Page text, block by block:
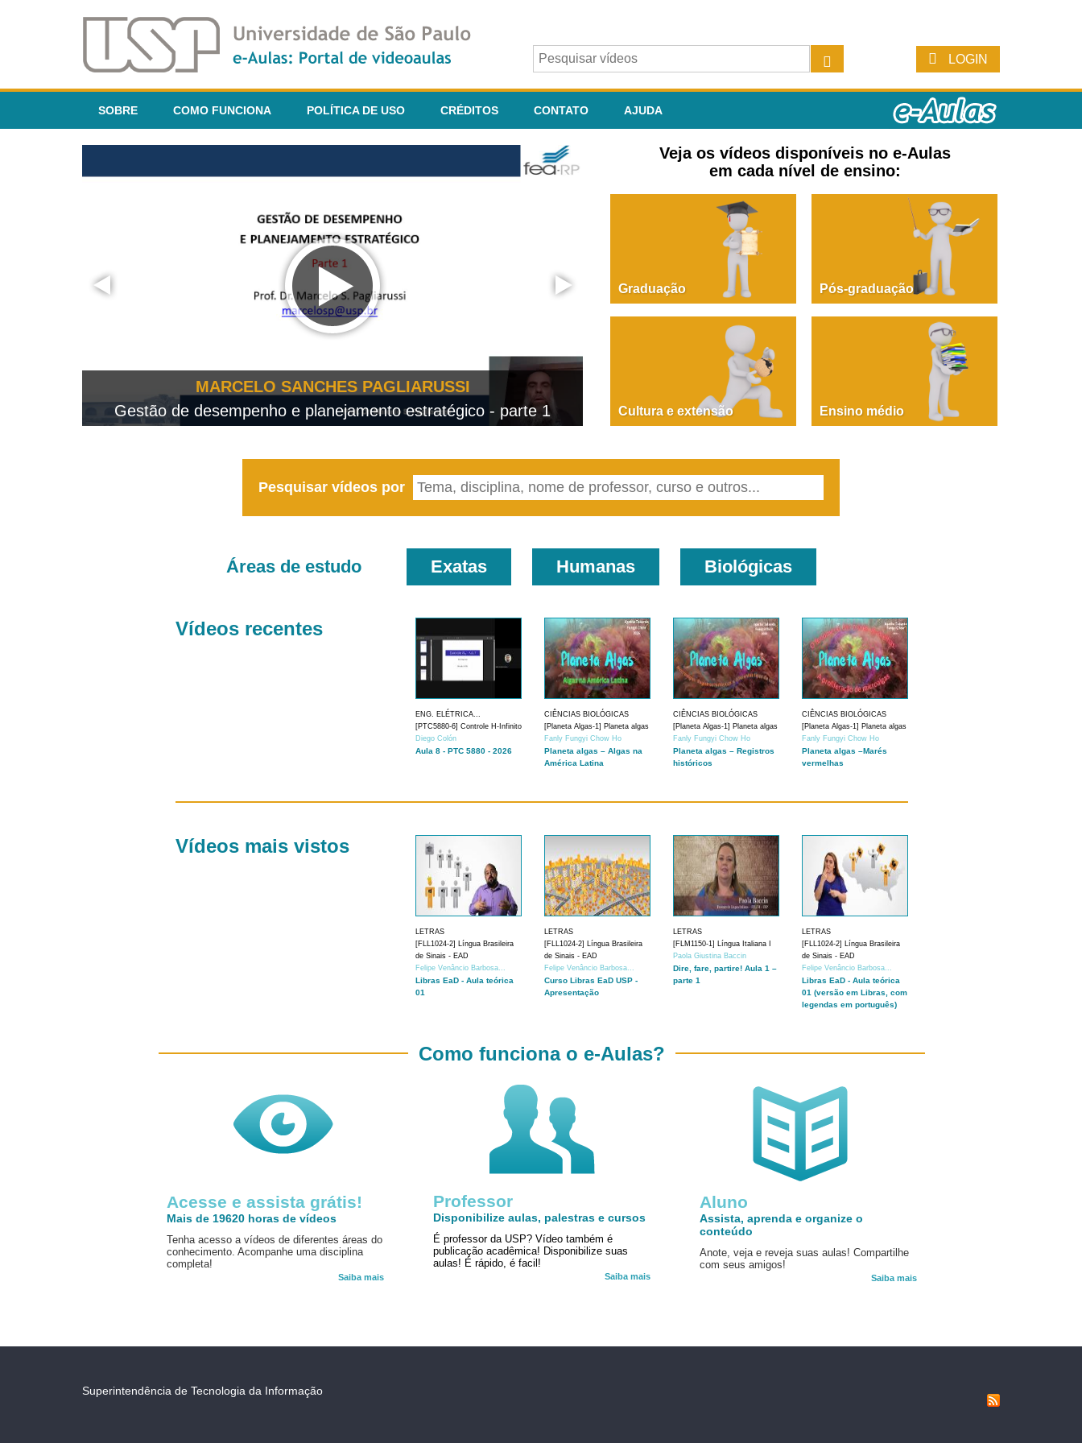
LOGIN
SOBRE COMO FUNCIONA POLÍTICA DE USO CRÉDITOS CONTATO AJUDA
MARCELO SANCHES PAGLIARUSSI
Gestão de desempenho e planejamento estratégico - parte 1
PAOLA GIUSTINA BACCIN
Dire, fare, partire! Aula 1 – parte 1
Veja os vídeos disponíveis no e-Aulas
em cada nível de ensino:
Graduação Pós-graduação
Cultura e extensão Ensino médio
Pesquisar vídeos por
Áreas de estudo Exatas Humanas Biológicas
Vídeos recentes
ENG. ELÉTRICA...
[PTC5880-6] Controle H-Infinito
Diego Colón
Aula 8 - PTC 5880 - 2026
CIÊNCIAS BIOLÓGICAS
[Planeta Algas-1] Planeta algas
Fanly Fungyi Chow Ho
Planeta algas – Algas na
América Latina
CIÊNCIAS BIOLÓGICAS
[Planeta Algas-1] Planeta algas
Fanly Fungyi Chow Ho
Planeta algas – Registros
históricos
CIÊNCIAS BIOLÓGICAS
[Planeta Algas-1] Planeta algas
Fanly Fungyi Chow Ho
Planeta algas –Marés
vermelhas
Vídeos mais vistos
LETRAS
[FLL1024-2] Língua Brasileira
de Sinais - EAD
Felipe Venâncio Barbosa...
Libras EaD - Aula teórica
01
LETRAS
[FLL1024-2] Língua Brasileira
de Sinais - EAD
Felipe Venâncio Barbosa...
Curso Libras EaD USP -
Apresentação
LETRAS
[FLM1150-1] Língua Italiana I
Paola Giustina Baccin
Dire, fare, partire! Aula 1 –
parte 1
LETRAS
[FLL1024-2] Língua Brasileira
de Sinais - EAD
Felipe Venâncio Barbosa...
Libras EaD - Aula teórica
01 (versão em Libras, com
legendas em português)
Acesse e assista grátis!
Mais de 19620 horas de vídeos
Tenha acesso a vídeos de diferentes áreas do
conhecimento. Acompanhe uma disciplina
completa!
Saiba mais
Aluno
Assista, aprenda e organize o
conteúdo
Anote, veja e reveja suas aulas! Compartilhe
com seus amigos!
Saiba mais
Como funciona o e-Aulas?
Professor
Disponibilize aulas, palestras e cursos
É professor da USP? Vídeo também é
publicação acadêmica! Disponibilize suas
aulas! É rápido, é facil!
Saiba mais
Superintendência de Tecnologia da Informação